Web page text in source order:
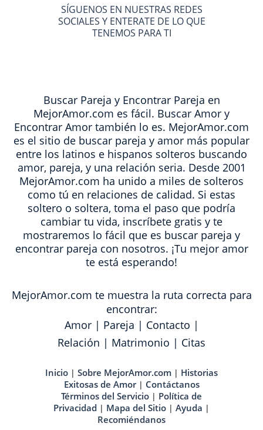
SÍGUENOS EN NUESTRAS REDES
SOCIALES Y ENTERATE DE LO QUE
TENEMOS PARA TI
Buscar Pareja y Encontrar Pareja en
MejorAmor.com es fácil. Buscar Amor y
Encontrar Amor también lo es. MejorAmor.com
es el sitio de buscar pareja y amor más popular
entre los latinos e hispanos solteros buscando
amor, pareja, y una relación seria. Desde 2001
MejorAmor.com ha unido a miles de solteros
como tú en relaciones de calidad. Si estas
soltero o soltera, toma el paso que podría
cambiar tu vida, inscríbete gratis y te
mostraremos lo fácil que es buscar pareja y
encontrar pareja con nosotros. ¡Tu mejor amor
te está esperando!
MejorAmor.com te muestra la ruta correcta para
encontrar:
Amor| Pareja | Contacto |
Relación | Matrimonio | Citas
Inicio | Sobre MejorAmor.com | Historias
Exitosas de Amor| Contáctanos
Términos del Servicio | Política de
Privacidad | Mapa del Sitio | Ayuda |
Recomiéndanos